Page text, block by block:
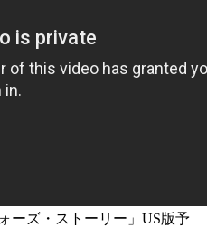
ーズ・ストーリー」US版予